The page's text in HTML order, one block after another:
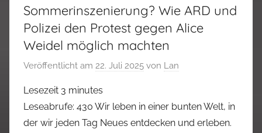
Sommerinszenierung? Wie ARD und
Polizei den Protest gegen Alice
Weidel möglich machten
Veröffentlicht am 22. Juli 2025 von Lan
Lesezeit 3 minutes
Leseabrufe: 430 Wir leben in einer bunten Welt, in
der wir jeden Tag Neues entdecken und erleben.